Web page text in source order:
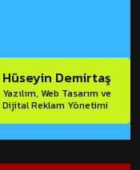
Hüseyin Demirtaş
Yazılım, Web Tasarım ve
Dijital Reklam Yönetimi